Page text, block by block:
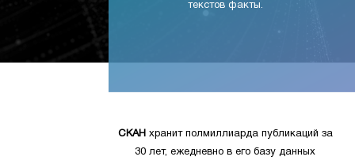
текстов факты.
СКАН хранит полмиллиарда публикаций за
30 лет, ежедневно в его базу данных